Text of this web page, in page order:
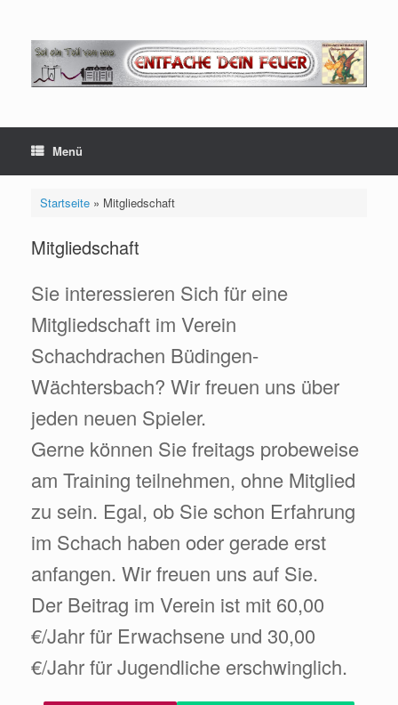
springen
Menü
Startseite» Mitgliedschaft
Mitgliedschaft
Sie interessieren Sich für eine
Mitgliedschaft im Verein
Schachdrachen Büdingen-
Wächtersbach? Wir freuen uns über
jeden neuen Spieler.
Gerne können Sie freitags probeweise
am Training teilnehmen, ohne Mitglied
zu sein. Egal, ob Sie schon Erfahrung
im Schach haben oder gerade erst
anfangen. Wir freuen uns auf Sie.
Der Beitrag im Verein ist mit 60,00
€/Jahr für Erwachsene und 30,00
€/Jahr für Jugendliche erschwinglich.